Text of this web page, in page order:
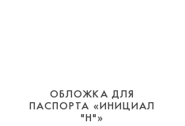
ОБЛОЖКА ДЛЯ
ПАСПОРТА «ИНИЦИАЛ
"Н"»